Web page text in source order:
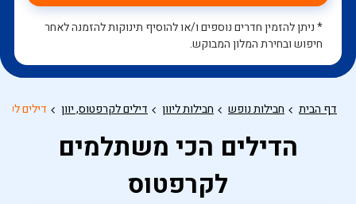
* ניתן להזמין חדרים נוספים ו/או להוסיף תינוקות להזמנה לאחר
חיפוש ובחירת המלון המבוקש.
דף הבית חבילות נופש חבילות ליוון דילים לקרפטוס, יוון דילים
הדילים הכי משתלמים
לקרפטוס